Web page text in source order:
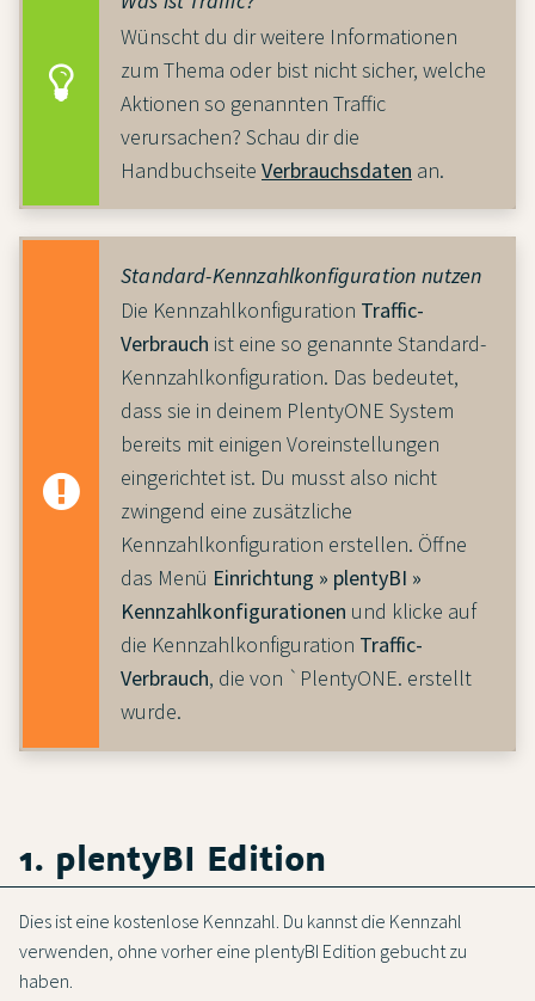
Wünscht du dir weitere Informationen
zum Thema oder bist nicht sicher, welche
Aktionen so genannten Traffic
verursachen? Schau dir die
Handbuchseite Verbrauchsdaten an.
Standard-Kennzahlkonfiguration nutzen
Die Kennzahlkonfiguration Traffic-
Verbrauch ist eine so genannte Standard-
Kennzahlkonfiguration. Das bedeutet,
dass sie in deinem PlentyONE System
bereits mit einigen Voreinstellungen
eingerichtet ist. Du musst also nicht
zwingend eine zusätzliche
Kennzahlkonfiguration erstellen. Öffne
das Menü Einrichtung » plentyBI »
Kennzahlkonfigurationen und klicke auf
die Kennzahlkonfiguration Traffic-
Verbrauch, die von `PlentyONE. erstellt
wurde.
1. plentyBI Edition
Dies ist eine kostenlose Kennzahl. Du kannst die Kennzahl
verwenden, ohne vorher eine plentyBI Edition gebucht zu
haben.